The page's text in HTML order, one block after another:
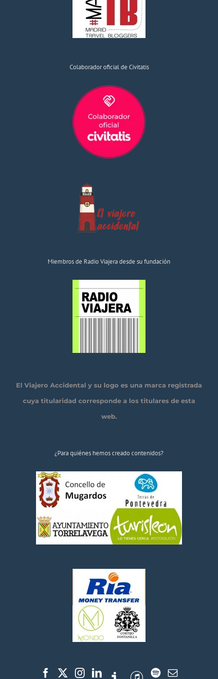
Colaborador oficial de Civitatis
Miembros de Radio Viajera desde su fundación
El Viajero Accidental y su logo es una marca registrada
cuya titularidad corresponde a los titulares de esta
web.
¿Para quiénes hemos creado contenidos?